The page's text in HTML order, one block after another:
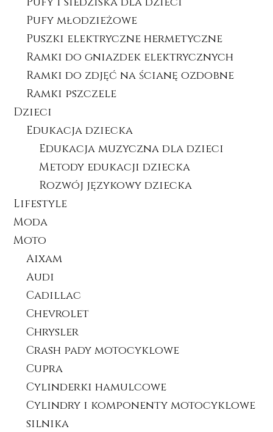
Pufy młodzieżowe
Puszki elektryczne hermetyczne
Ramki do gniazdek elektrycznych
Ramki do zdjęć na ścianę ozdobne
Ramki pszczele
Dzieci
Edukacja dziecka
Edukacja muzyczna dla dzieci
Metody edukacji dziecka
Rozwój językowy dziecka
Lifestyle
Moda
Moto
Aixam
Audi
Cadillac
Chevrolet
Chrysler
Crash pady motocyklowe
Cupra
Cylinderki hamulcowe
Cylindry i komponenty motocyklowe
silnika